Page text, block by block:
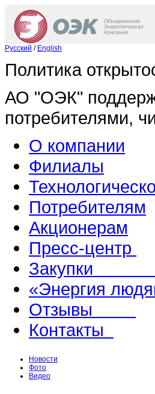
Русский / English
Политика
АО "ОЭК"
потребителями,
О компании
Филиалы
Потребителям
Акционерам
Пресс-центр
Закупки
Отзывы
Контакты
Новости
Фото
Видео